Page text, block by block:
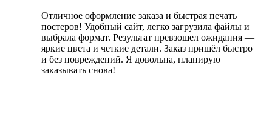
Отличное оформление заказа и быстрая печать
постеров! Удобный сайт, легко загрузила файлы и
выбрала формат. Результат превзошел ожидания —
яркие цвета и четкие детали. Заказ пришёл быстро
и без повреждений. Я довольна, планирую
заказывать снова!